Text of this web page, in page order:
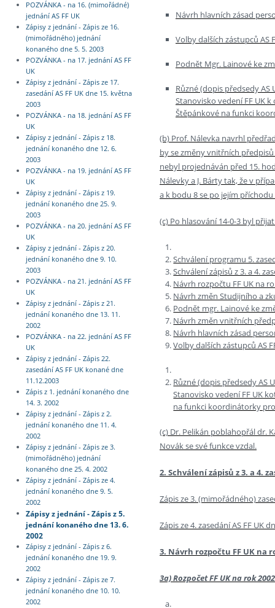
POZVÁNKA - na 16. (mimořádné)
jednání AS FF UK
Zápisy z jednání - Zápis ze 16.
(mimořádného) jednání
konaného dne 5. 5. 2003
POZVÁNKA - na 17. jednání AS FF
UK
Zápisy z jednání - Zápis ze 17.
zasedání AS FF UK dne 15. května
2003
POZVÁNKA - na 18. jednání AS FF
UK
Zápisy z jednání - Zápis z 18.
jednání konaného dne 12. 6.
2003
POZVÁNKA - na 19. jednání AS FF
UK
Zápisy z jednání - Zápis z 19.
jednání konaného dne 25. 9.
2003
POZVÁNKA - na 20. jednání AS FF
UK
Zápisy z jednání - Zápis z 20.
jednání konaného dne 9. 10.
2003
POZVÁNKA - na 21. jednání AS FF
UK
Zápisy z jednání - Zápis z 21.
jednání konaného dne 13. 11.
2002
POZVÁNKA - na 22. jednání AS FF
UK
Zápisy z jednání - Zápis 22.
zasedání AS FF UK konané dne
11.12.2003
Zápis z 1. jednání konaného dne
14. 3. 2002
Zápisy z jednání - Zápis z 2.
jednání konaného dne 11. 4.
2002
Zápisy z jednání - Zápis ze 3.
(mimořádného) jednání
konaného dne 25. 4. 2002
Zápisy z jednání - Zápis ze 4.
jednání konaného dne 9. 5.
2002
Zápisy z jednání - Zápis z 5.
jednání konaného dne 13. 6.
2002
Zápisy z jednání - Zápis z 6.
jednání konaného dne 19. 9.
2002
Zápisy z jednání - Zápis ze 7.
jednání konaného dne 10. 10.
2002
Návrh hlavních zásad
Volby dalších zástupců AS
Podnět Mgr. Lainové ke
Různé (dopis předsedy
Stanovisko vedení FF UK
Štěpánkové na funkci
(b) Prof. Nálevka navrhl
by se změny vnitřních
nebyl projednáván před 15.
Nálevky a J. Bárty tak, že v
a k bodu 8 se po jejím
(c) Po hlasování 14-0-3 byl
Schválení programu 5.
Schválení zápisů z 3. a 4.
Návrh rozpočtu FF UK na
Návrh změn Studijního a
Podnět mgr. Lainové ke
Návrh změn vnitřních
Návrh hlavních zásad
Volby dalších zástupců AS
Různé (dopis předsedy AS
Stanovisko vedení FF UK
na funkci koordinátorky
(c) Dr. Pelikán poblahopřál dr.
Novák se své funkce vzdal.
2. Schválení zápisů z 3. a 4.
Zápis ze 3. (mimořádného)
Zápis ze 4. zasedání AS FF UK
3. Návrh rozpočtu FF UK na
3a) Rozpočet FF UK na rok 2002